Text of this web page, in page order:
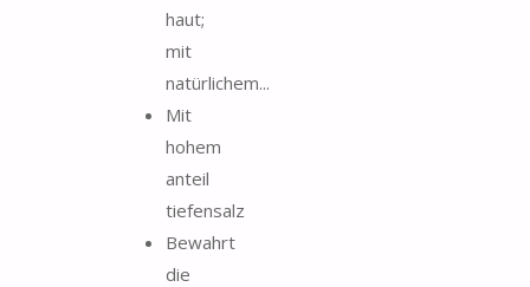
haut;
mit
natürlichem...
Mit
hohem
anteil
tiefensalz
Bewahrt
die